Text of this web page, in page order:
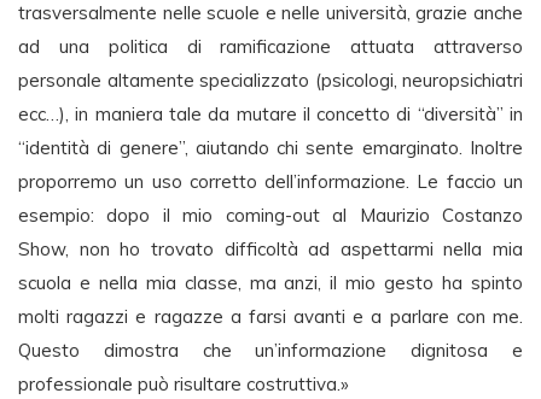
trasversalmente nelle scuole e nelle università, grazie anche
ad una politica di ramificazione attuata attraverso
personale altamente specializzato (psicologi, neuropsichiatri
ecc…), in maniera tale da mutare il concetto di “diversità” in
“identità di genere”, aiutando chi sente emarginato. Inoltre
proporremo un uso corretto dell’informazione. Le faccio un
esempio: dopo il mio coming-out al Maurizio Costanzo
Show, non ho trovato difficoltà ad aspettarmi nella mia
scuola e nella mia classe, ma anzi, il mio gesto ha spinto
molti ragazzi e ragazze a farsi avanti e a parlare con me.
Questo dimostra che un’informazione dignitosa e
professionale può risultare costruttiva.»